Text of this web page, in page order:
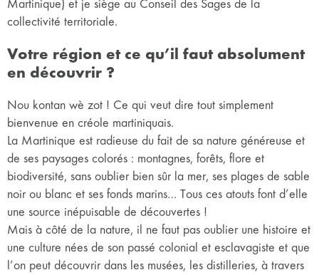
Martinique) et je siège au Conseil des Sages de la
collectivité territoriale.
Votre région et ce qu’il faut absolument
en découvrir ?
Nou kontan wè zot ! Ce qui veut dire tout simplement
bienvenue en créole martiniquais.
La Martinique est radieuse du fait de sa nature généreuse et
de ses paysages colorés : montagnes, forêts, flore et
biodiversité, sans oublier bien sûr la mer, ses plages de sable
noir ou blanc et ses fonds marins… Tous ces atouts font d’elle
une source inépuisable de découvertes !
Mais à côté de la nature, il ne faut pas oublier une histoire et
une culture nées de son passé colonial et esclavagiste et que
l’on peut découvrir dans les musées, les distilleries, à travers